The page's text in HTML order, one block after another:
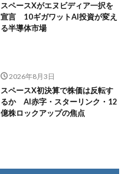
スペースXがエヌビディア一択を
宣言 10ギガワットAI投資が変え
る半導体市場
2026年8月3日
スペースX初決算で株価は反転す
るか AI赤字・スターリンク・12
億株ロックアップの焦点